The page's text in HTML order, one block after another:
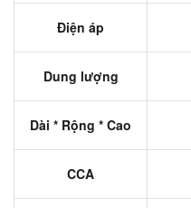
Điện áp
Dung lượng
Dài * Rộng * Cao
CCA